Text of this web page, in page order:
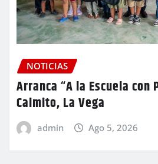
NOTICIAS
Arranca “A la Escuela con
Caimito, La Vega
admin Ago 5, 2026